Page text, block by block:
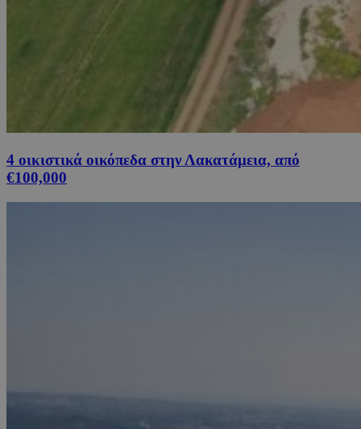
4 οικιστικά οικόπεδα στην Λακατάμεια, από
€100,000